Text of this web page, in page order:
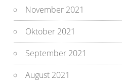
November 2021
Oktober 2021
September 2021
August 2021